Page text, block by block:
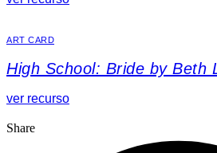
ART CARD
High School: Bride by Beth
ver recurso
Share